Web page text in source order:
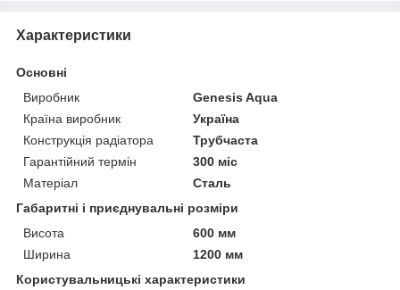
Характеристики
Основні
Виробник
Genesis Aqua
Країна виробник
Україна
Конструкція радіатора
Трубчаста
Гарантійний термін
300 міс
Матеріал
Сталь
Габаритні і приєднувальні розміри
Висота
600 мм
Ширина
1200 мм
Користувальницькі характеристики